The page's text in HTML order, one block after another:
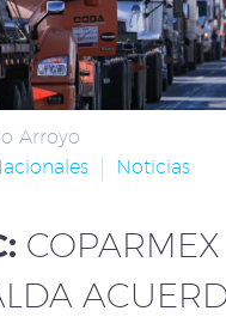
Arroyo
Noticias
COPARMEX